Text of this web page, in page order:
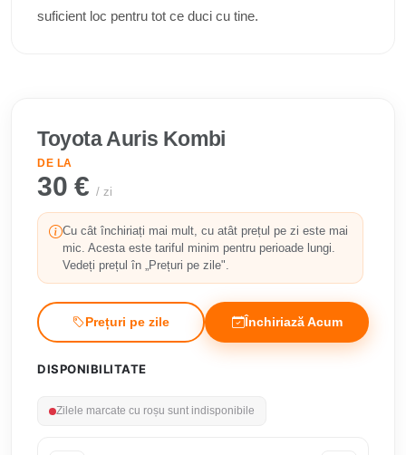
suficient loc pentru tot ce duci cu tine.
Toyota Auris Kombi
DE LA
30 € / zi
Cu cât închiriați mai mult, cu atât prețul pe zi este mai
mic. Acesta este tariful minim pentru perioade lungi.
Vedeți prețul în „Prețuri pe zile".
Prețuri pe zile Închiriază Acum
DISPONIBILITATE
Zilele marcate cu roșu sunt indisponibile